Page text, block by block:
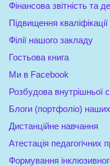
Фінансова звітність та
Підвищення кваліфікації
Філії нашого закладу
Гостьова книга
Ми в Facebook
Розбудова внутрішньої
Блоги (портфоліо) наших
Дистанційне навчання
Атестація педагогічних
Формування